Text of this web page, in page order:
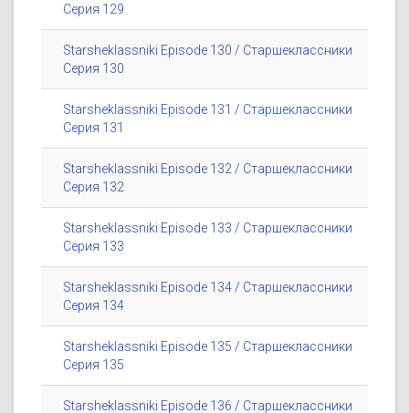
Серия 129
Starsheklassniki Episode 130 / Старшеклассники
Серия 130
Starsheklassniki Episode 131 / Старшеклассники
Серия 131
Starsheklassniki Episode 132 / Старшеклассники
Серия 132
Starsheklassniki Episode 133 / Старшеклассники
Серия 133
Starsheklassniki Episode 134 / Старшеклассники
Серия 134
Starsheklassniki Episode 135 / Старшеклассники
Серия 135
Starsheklassniki Episode 136 / Старшеклассники